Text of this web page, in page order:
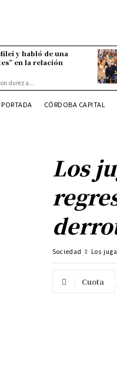
y habló de una
en la relación
dureza...
PORTADA CÓRDOBA CAPITAL
Los
Sociedad Los
Cuota